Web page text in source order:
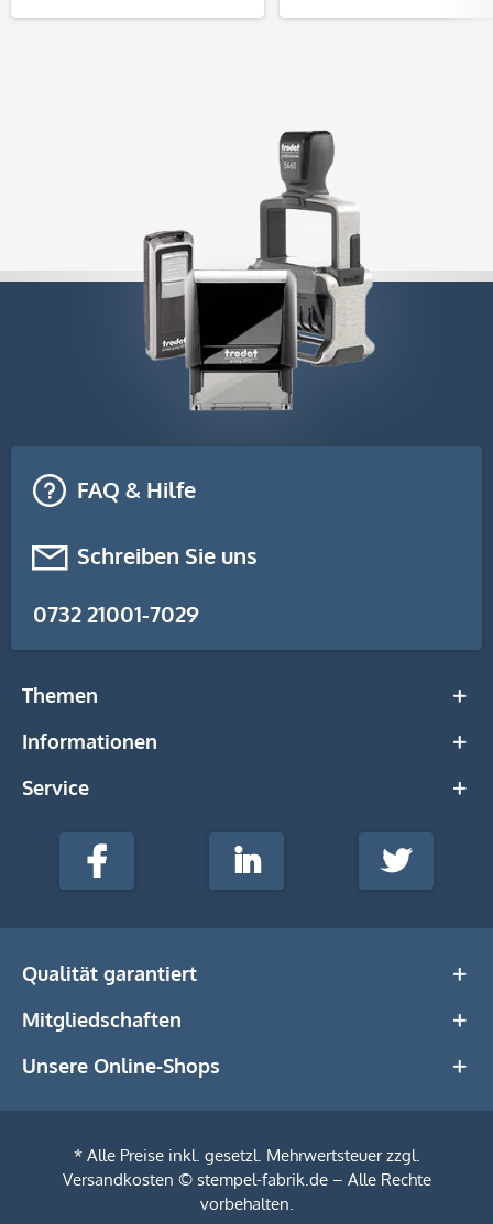
FAQ & Hilfe
Schreiben Sie uns
0732 21001-7029
Themen
Informationen
Service
stempel-
Media
Facebook LinkedIn Twitter
Qualität garantiert
Mitgliedschaften
Unsere Online-Shops
* Alle Preise inkl. gesetzl. Mehrwertsteuer zzgl.
Versandkosten © stempel-fabrik.de – Alle Rechte
vorbehalten.